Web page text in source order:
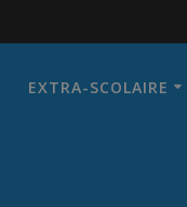
EXTRA-SCOLAIRE